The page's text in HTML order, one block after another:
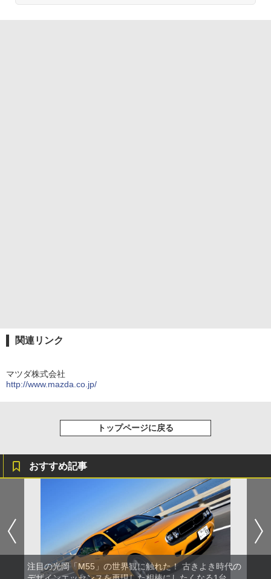
関連リンク
マツダ株式会社
http://www.mazda.co.jp/
トップページに戻る
おすすめ記事
注目の光岡「M55」の世界観に触れた！ 古きよき時代の